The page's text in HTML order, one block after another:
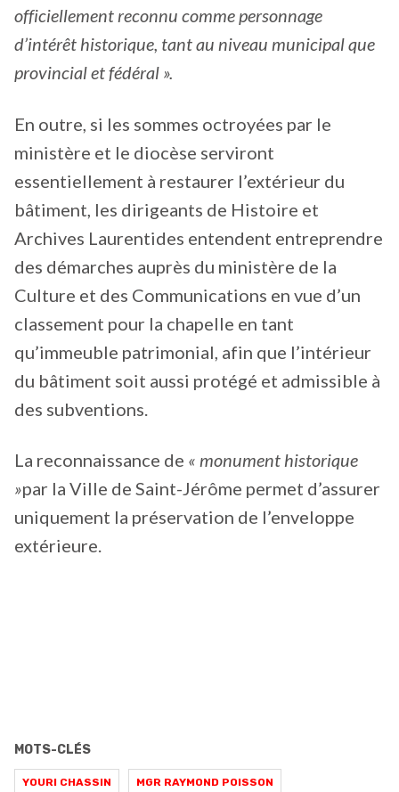
officiellement reconnu comme personnage
d’intérêt historique, tant au niveau municipal que
provincial et fédéral ».
En outre, si les sommes octroyées par le
ministère et le diocèse serviront
essentiellement à restaurer l’extérieur du
bâtiment, les dirigeants de Histoire et
Archives Laurentides entendent entreprendre
des démarches auprès du ministère de la
Culture et des Communications en vue d’un
classement pour la chapelle en tant
qu’immeuble patrimonial, afin que l’intérieur
du bâtiment soit aussi protégé et admissible à
des subventions.
La reconnaissance de « monument historique
»par la Ville de Saint-Jérôme permet d’assurer
uniquement la préservation de l’enveloppe
extérieure.
MOTS-CLÉS
YOURI CHASSIN MGR RAYMOND POISSON